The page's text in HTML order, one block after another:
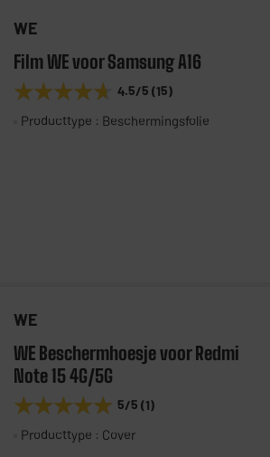
WE
Film WE voor Samsung A16
★★★★★
★★★★★ 4.5/5 (15)
Producttype : Beschermingsfolie
WE
WE Beschermhoesje voor Redmi
Note 15 4G/5G
★★★★★
★★★★★ 5/5 (1)
Producttype : Cover